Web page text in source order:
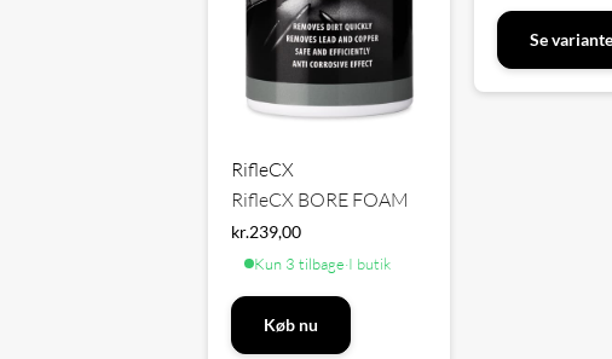
RifleCX
RifleCX BORE FOAM
kr.239,00
Kun 3 tilbage·I butik
Køb nu
Se